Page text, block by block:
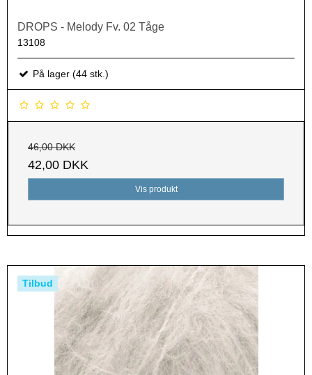
DROPS - Melody Fv. 02 Tåge
13108
På lager (44 stk.)
46,00 DKK
42,00 DKK
Vis produkt
Tilbud